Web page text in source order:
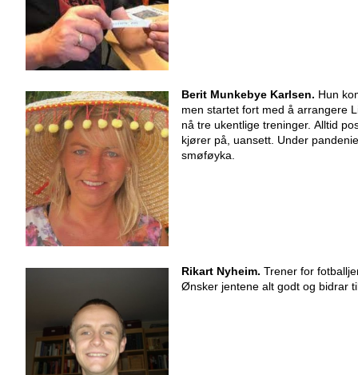
Berit Munkebye Karlsen. Hun
men startet fort med å arrangere
nå tre ukentlige treninger. Alltid
kjører på, uansett. Under
smøføyka.
Rikart Nyheim. Trener for
Ønsker jentene alt godt og bidrar